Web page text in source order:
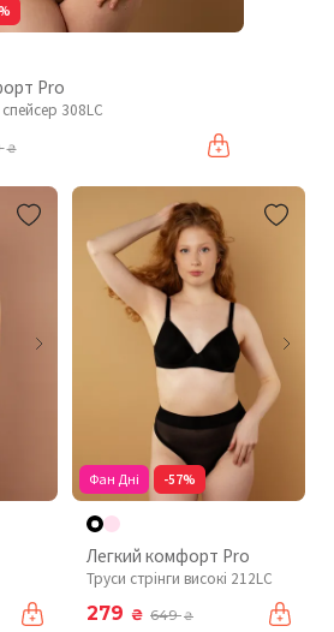
Pro
308LC
₴
Фан Дні -57%
Легкий комфорт Pro
Труси стрінги високі 212LC
279 ₴ 649₴